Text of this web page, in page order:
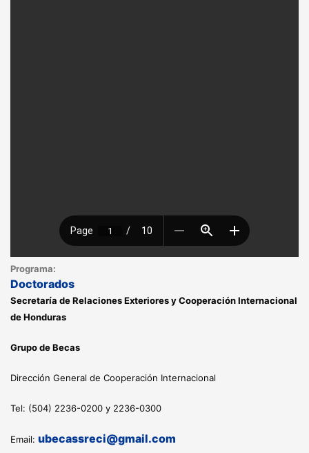
Programa:
Doctorados
Secretaría de Relaciones Exteriores y Cooperación Internacional
de Honduras
Grupo de Becas
Dirección General de Cooperación Internacional
Tel: (504) 2236-0200 y 2236-0300
Email: ubecassreci@gmail.com